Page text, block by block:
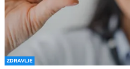
ZDRAVLJE